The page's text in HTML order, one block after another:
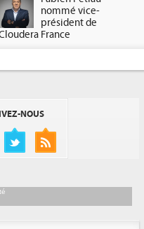
nommé vice-
président de
France
NOUS